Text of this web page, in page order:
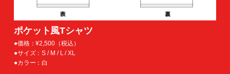
ポケット風Tシャツ
●価格：¥2,500（税込）
●サイズ：S / M / L / XL
●カラー：白